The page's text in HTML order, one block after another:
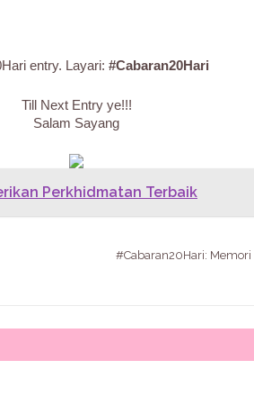
entry. Layari: #Cabaran20Hari
Till Next Entry ye!!!
Salam Sayang
Perkhidmatan Terbaik
#Cabaran20Hari: